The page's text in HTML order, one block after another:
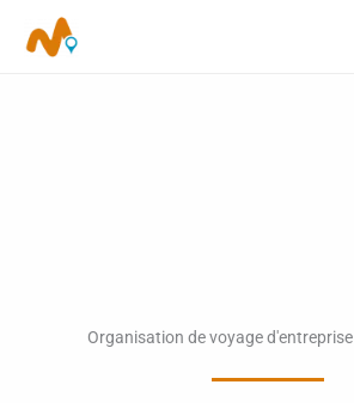
Organisation de voyage